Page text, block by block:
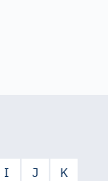
I J
K